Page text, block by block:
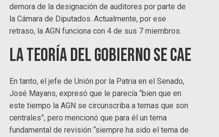
demora de la designación de auditores por parte de
la Cámara de Diputados. Actualmente, por ese
retraso, la AGN funciona con 4 de sus 7 miembros.
La teoría del Gobierno se cae
En tanto, el jefe de Unión por la Patria en el Senado,
José Mayans, expresó que le parecía “bien que en
este tiempo la AGN se circunscriba a temas que son
centrales”, pero mencionó que para él un tema
fundamental de revisión “siempre ha sido el tema de